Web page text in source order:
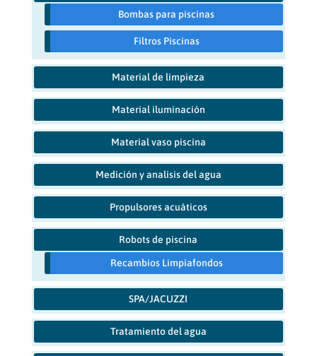
Bombas para piscinas
Filtros Piscinas
Material de limpieza
Material iluminación
Material vaso piscina
Medición y analisis del agua
Propulsores acuáticos
Robots de piscina
Recambios Limpiafondos
SPA/JACUZZI
Tratamiento del agua